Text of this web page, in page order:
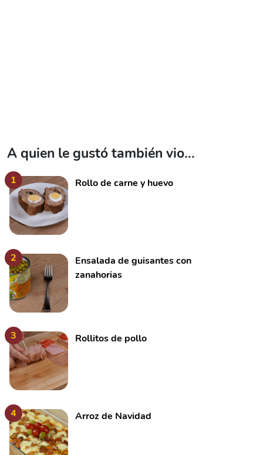
A quien le gustó también vio...
1 Rollo de carne y huevo
2
Ensalada de guisantes con
zanahorias
3 Rollitos de pollo
4 Arroz de Navidad